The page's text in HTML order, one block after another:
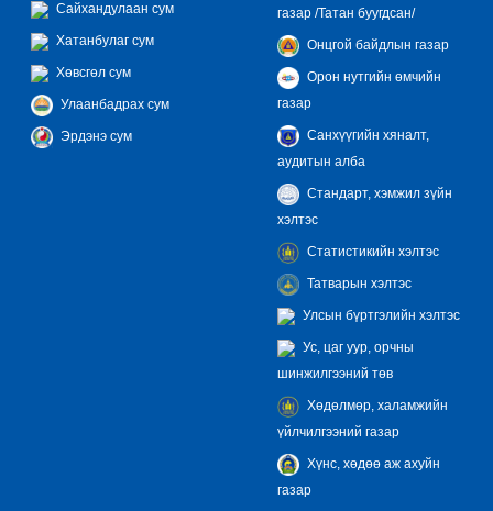
Сайхандулаан сум
Хатанбулаг сум
Хөвсгөл сум
Улаанбадрах сум
Эрдэнэ сум
газар /Татан буугдсан/
Онцгой байдлын газар
Орон нутгийн өмчийн
газар
Санхүүгийн хяналт,
аудитын алба
Стандарт, хэмжил зүйн
хэлтэс
Статистикийн хэлтэс
Татварын хэлтэс
Улсын бүртгэлийн хэлтэс
Ус, цаг уур, орчны
шинжилгээний төв
Хөдөлмөр, халамжийн
үйлчилгээний газар
Хүнс, хөдөө аж ахуйн
газар